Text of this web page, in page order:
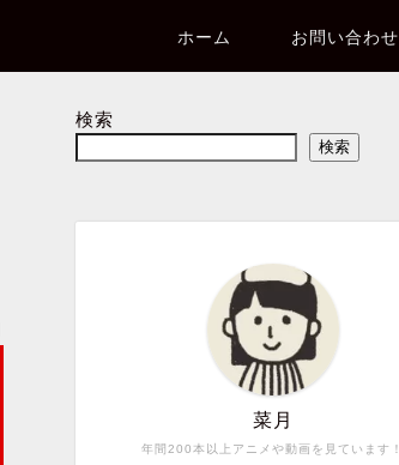
ホーム お問い合わせ
検索
検索
年間200本以上アニメや動画を見ています！
菜月